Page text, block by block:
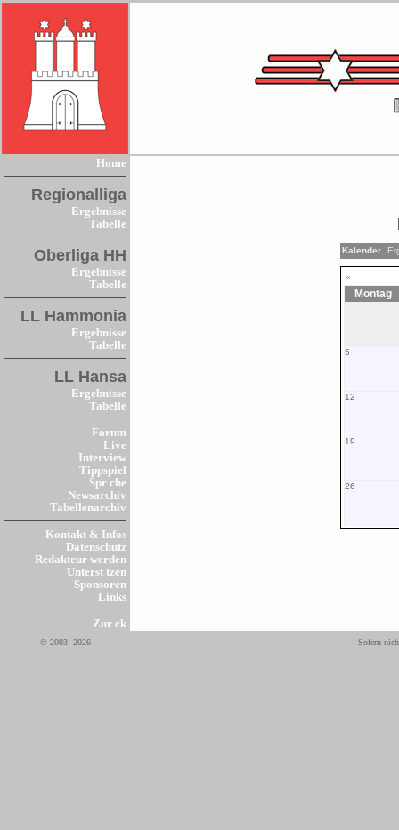
Home
Regionalliga
Ergebnisse
Tabelle
Oberliga HH
Ergebnisse
Tabelle
LL Hammonia
Ergebnisse
Tabelle
LL Hansa
Ergebnisse
Tabelle
Forum
Live
Interview
Tippspiel
Spr che
Newsarchiv
Tabellenarchiv
Kontakt & Infos
Datenschutz
Redakteur werden
Unterst tzen
Sponsoren
Links
Zur ck
Kalender
«
Montag
5
12
19
26
© 2003- 2026 Sofern